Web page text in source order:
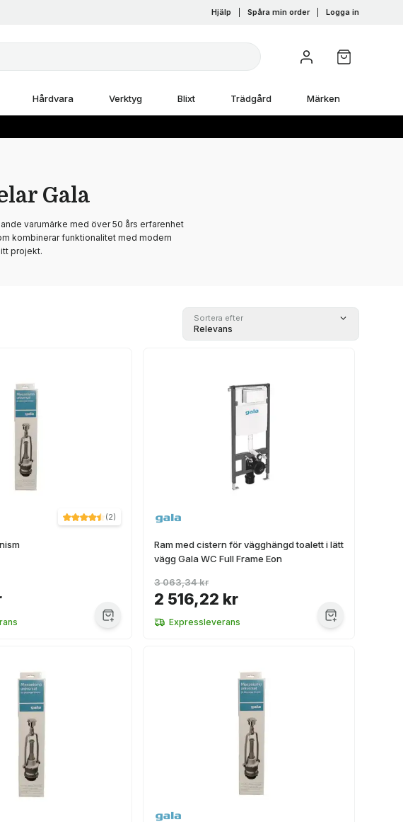
Hjälp Spåra min order Logga in
Hårdvara Verktyg Blixt Trädgård Märken
Gala
varumärke med över 50 års erfarenhet
kombinerar funktionalitet med modern
projekt.
Sortera efter
Relevans
(2)
Ram med cistern för vägghängd toalett i lätt
vägg Gala WC Full Frame Eon
2 516,22 kr
3 063,34 kr
Expressleverans